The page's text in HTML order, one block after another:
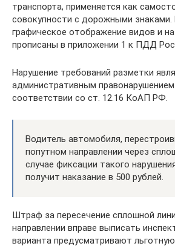
транспорта, применяется как
совокупности с дорожными знаками.
графическое отображение видов и
прописаны в приложении 1 к ПДД
Нарушение требований разметки
административным
соответствии со ст. 12.16 КоАП РФ.
Водитель автомобиля,
попутном направлении через
случае фиксации такого
получит наказание в 500 рублей.
Штраф за пересечение сплошной
направлении вправе выписать
варианта предусматривают